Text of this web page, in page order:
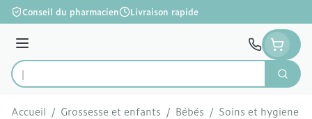
Aller au contenu
Conseil du pharmacien Livraison rapide
Menu
Rechercher
Accueil / Grossesse et enfants / Bébés / Soins et hygiene